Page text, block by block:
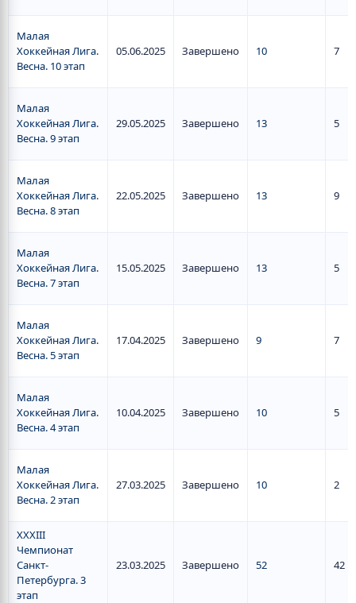
Малая
Хоккейная Лига.
Весна. 10 этап
05.06.2025 Завершено 10 7
Малая
Хоккейная Лига.
Весна. 9 этап
29.05.2025 Завершено 13 5
Малая
Хоккейная Лига.
Весна. 8 этап
22.05.2025 Завершено 13 9
Малая
Хоккейная Лига.
Весна. 7 этап
15.05.2025 Завершено 13 5
Малая
Хоккейная Лига.
Весна. 5 этап
17.04.2025 Завершено 9 7
Малая
Хоккейная Лига.
Весна. 4 этап
10.04.2025 Завершено 10 5
Малая
Хоккейная Лига.
Весна. 2 этап
27.03.2025 Завершено 10 2
XXXIII
Чемпионат
Санкт-
Петербурга. 3
этап
23.03.2025 Завершено 52 42